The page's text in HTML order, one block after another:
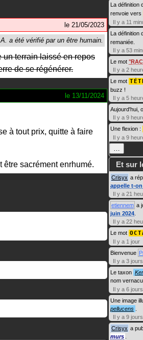
le 21/05/2023
un terrain laissé en repos
de se régénérer.
le 13/11/2024
à tout prix, quitte à faire
sacrément enrhumé.
La définition
renvoie vers
Il y a 11
La définition
remaniée.
Il y a 53
Le mot
Il y a 2
Le mot
buzz !
Il y a 5
Aujourd'hui,
Il y a 9
Une flexion :
Il y a 9
…
Et sur
Crisyx a
appelle t-
Il y a 21
etiennem a
juin 2024
Il y a 22
Le mot
Il y a 1 jour
Bienvenue
Il y a 3 jours
Le taxon
nom
Il y a 6 jours
Une image
pellucens
Il y a 9 jours
Crisyx a
murs